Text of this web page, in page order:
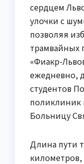
сердцем
улочки с
позволяя
трамвайных
«Фиакр-
ежедневно,
студентов
поликлиник
Больницу
Длина пути